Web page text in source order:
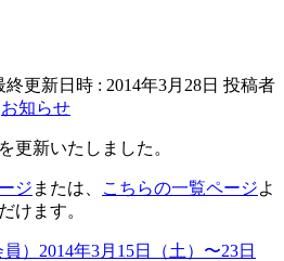
終更新日時 : 2014年3月28日 投稿者
お知らせ
更新いたしました。
ジ または、 こちらの一覧ページよ
けます。
）2014年3月15日（土）〜23日